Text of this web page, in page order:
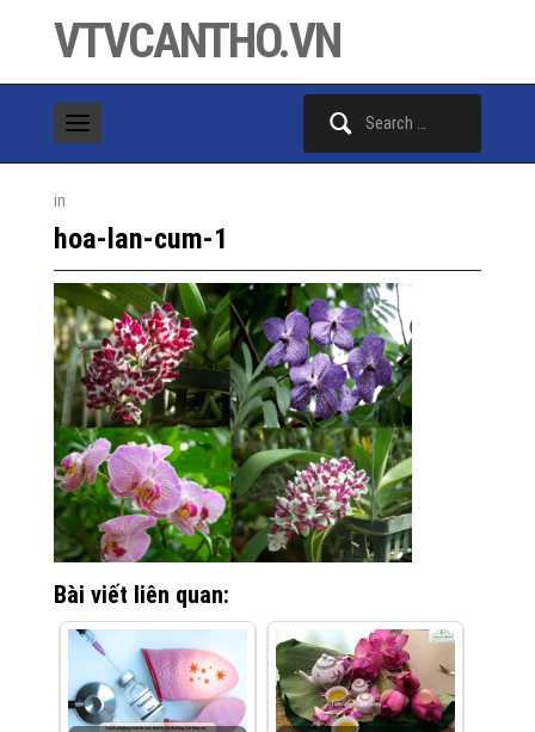
VTVCANTHO.VN
in
hoa-lan-cum-1
Bài viết liên quan: